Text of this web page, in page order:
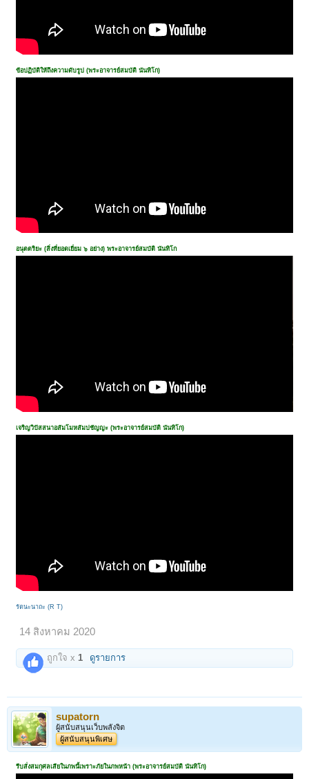
ข้อปฏิบัติให้ถึงความดับรูป (พระอาจารย์สมบัติ นันทิโก)
อนุตตริยะ (สิ่งที่ยอดเยี่ยม ๖ อย่าง) พระอาจารย์สมบัติ นันทิโก
เจริญวิปัสสนาอสัมโมหสัมปชัญญะ (พระอาจารย์สมบัติ นันทิโก)
รัตนะนาถะ (R T)
14 สิงหาคม 2020
ถูกใจ x 1 ดูรายการ
supatorn
ผู้สนับสนุนเว็บพลังจิต
ผู้สนับสนุนพิเศษ
รีบสั่งสมกุศลเสียในภพนี้เพราะภัยในภพหน้า (พระอาจารย์สมบัติ นันทิโก)